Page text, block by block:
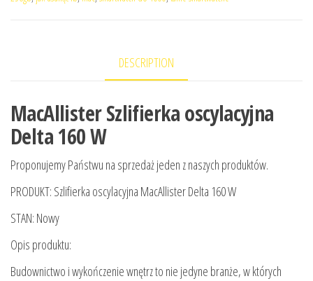
DESCRIPTION
MacAllister Szlifierka oscylacyjna
Delta 160 W
Proponujemy Państwu na sprzedaż jeden z naszych produktów.
PRODUKT: Szlifierka oscylacyjna MacAllister Delta 160 W
STAN: Nowy
Opis produktu:
Budownictwo i wykończenie wnętrz to nie jedyne branże, w których